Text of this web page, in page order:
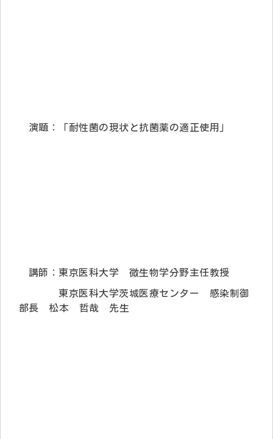
演題：「耐性菌の現状と抗菌薬の適正使用」
講師：東京医科大学 微生物学分野主任教授
東京医科大学茨城医療センター 感染制御
部長 松本 哲哉 先生